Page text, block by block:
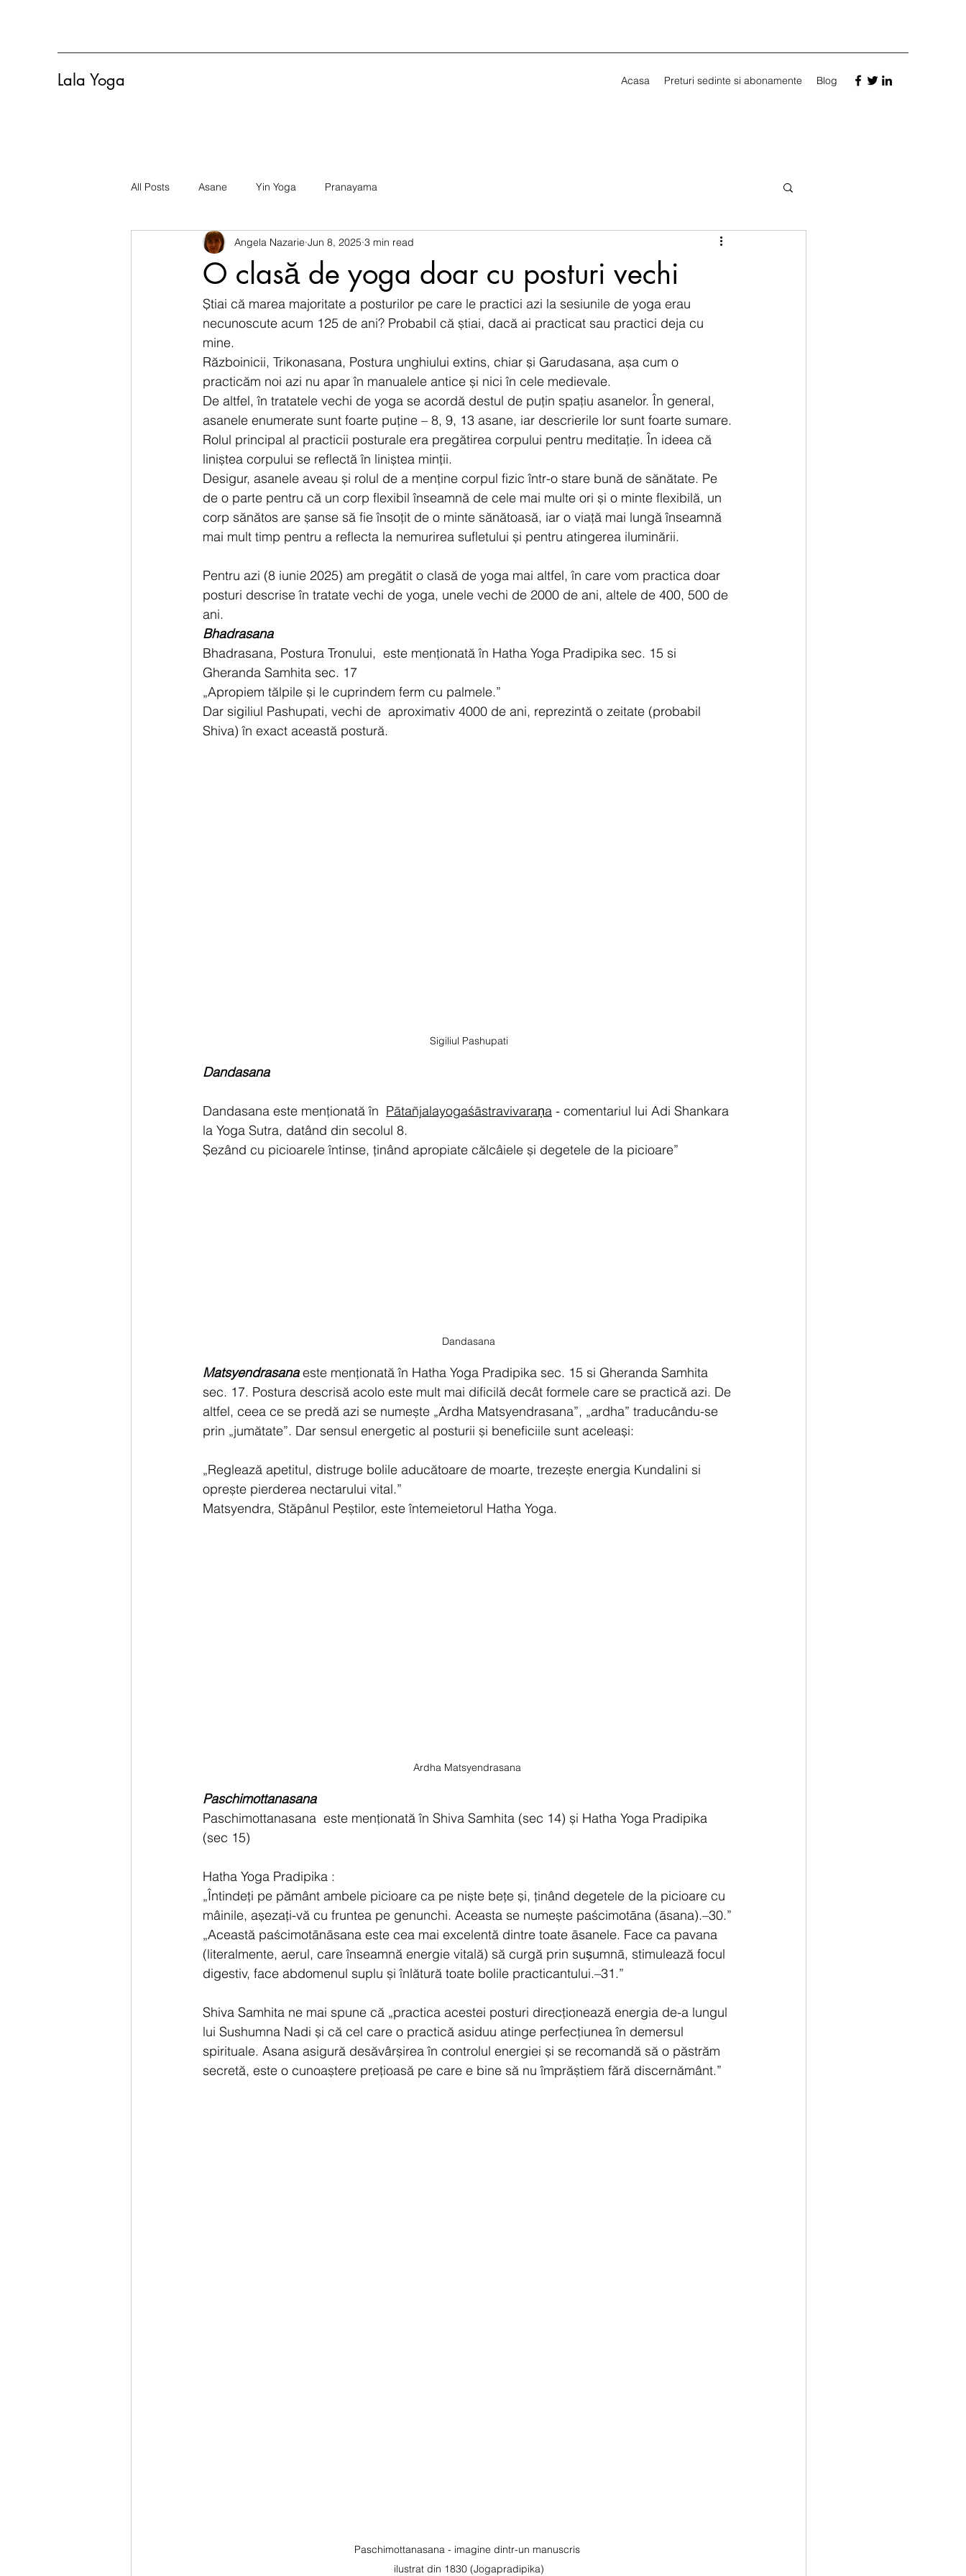
Lala Yoga Acasa Preturi sedinte si abonamente Blog
All Posts Asane Yin Yoga Pranayama
O clasă de yoga doar cu posturi vechi
Angela Nazarie Jun 8, 2025 3 min read
Știai că marea majoritate a posturilor pe care le practici azi la sesiunile de yoga erau
necunoscute acum 125 de ani? Probabil că știai, dacă ai practicat sau practici deja cu
mine.
Războinicii, Trikonasana, Postura unghiului extins, chiar și Garudasana, așa cum o
practicăm noi azi nu apar în manualele antice și nici în cele medievale.
De altfel, în tratatele vechi de yoga se acordă destul de puțin spațiu asanelor. În general,
asanele enumerate sunt foarte puține – 8, 9, 13 asane, iar descrierile lor sunt foarte sumare.
Rolul principal al practicii posturale era pregătirea corpului pentru meditație. În ideea că
liniștea corpului se reflectă în liniștea minții.
Desigur, asanele aveau și rolul de a menține corpul fizic într-o stare bună de sănătate. Pe
de o parte pentru că un corp flexibil înseamnă de cele mai multe ori și o minte flexibilă, un
corp sănătos are șanse să fie însoțit de o minte sănătoasă, iar o viață mai lungă înseamnă
mai mult timp pentru a reflecta la nemurirea sufletului și pentru atingerea iluminării.
Pentru azi (8 iunie 2025) am pregătit o clasă de yoga mai altfel, în care vom practica doar
posturi descrise în tratate vechi de yoga, unele vechi de 2000 de ani, altele de 400, 500 de
ani.
Bhadrasana
Bhadrasana, Postura Tronului, este menționată în Hatha Yoga Pradipika sec. 15 si
Gheranda Samhita sec. 17
„Apropiem tălpile și le cuprindem ferm cu palmele.”
Dar sigiliul Pashupati, vechi de  aproximativ 4000 de ani, reprezintă o zeitate (probabil
Shiva) în exact această postură.
Sigiliul Pashupati
Dandasana
Dandasana este menționată în Pātañjalayogaśāstravivaraṇa - comentariul lui Adi Shankara
la Yoga Sutra, datând din secolul 8.
Șezând cu picioarele întinse, ținând apropiate călcâiele și degetele de la picioare”
Dandasana
Matsyendrasana este menționată în Hatha Yoga Pradipika sec. 15 si Gheranda Samhita
sec. 17. Postura descrisă acolo este mult mai dificilă decât formele care se practică azi. De
altfel, ceea ce se predă azi se numește „Ardha Matsyendrasana”, „ardha” traducându-se
prin „jumătate”. Dar sensul energetic al posturii și beneficiile sunt aceleași:
„Reglează apetitul, distruge bolile aducătoare de moarte, trezește energia Kundalini si
oprește pierderea nectarului vital.”
Matsyendra, Stăpânul Peștilor, este întemeietorul Hatha Yoga.
Ardha Matsyendrasana
Paschimottanasana
Paschimottanasana  este menționată în Shiva Samhita (sec 14) și Hatha Yoga Pradipika
(sec 15)
Hatha Yoga Pradipika :
„Întindeți pe pământ ambele picioare ca pe niște bețe și, ținând degetele de la picioare cu
mâinile, așezați-vă cu fruntea pe genunchi. Aceasta se numește paścimotāna (āsana).–30.”
„Această paścimotānāsana este cea mai excelentă dintre toate āsanele. Face ca pavana
(literalmente, aerul, care înseamnă energie vitală) să curgă prin suṣumnā, stimulează focul
digestiv, face abdomenul suplu și înlătură toate bolile practicantului.–31.”
Shiva Samhita ne mai spune că „practica acestei posturi direcționează energia de-a lungul
lui Sushumna Nadi și că cel care o practică asiduu atinge perfecțiunea în demersul
spirituale. Asana asigură desăvârșirea în controlul energiei și se recomandă să o păstrăm
secretă, este o cunoaștere prețioasă pe care e bine să nu împrăștiem fără discernământ.”
Paschimottanasana - imagine dintr-un manuscris
ilustrat din 1830 (Jogapradipika)